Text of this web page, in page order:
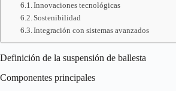
Innovaciones tecnológicas
Sostenibilidad
Integración con sistemas avanzados
Definición de la suspensión de ballesta
Componentes principales